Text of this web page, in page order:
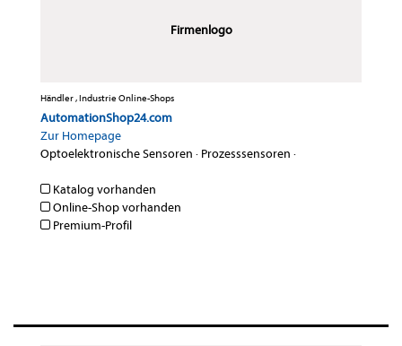
Firmenlogo
Händler , Industrie Online-Shops
AutomationShop24.com
Zur Homepage
Optoelektronische Sensoren · Prozesssensoren ·
Katalog vorhanden
Online-Shop vorhanden
Premium-Profil